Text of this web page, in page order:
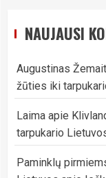
NAUJAUSI
Augustinas
žūties iki
Laima apie
tarpukario
Paminklų